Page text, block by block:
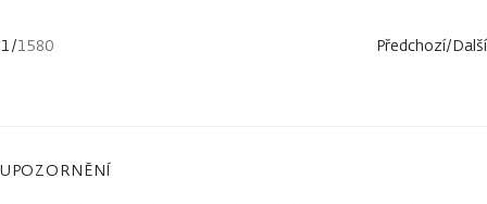
1/1580 Předchozí/Další
UPOZORNĚNÍ